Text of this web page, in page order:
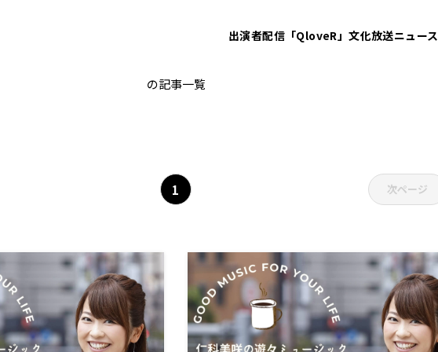
出演者配信「QloveR」文化放送ニュース
遊々ミュージック
の記事一覧
1 次ページ